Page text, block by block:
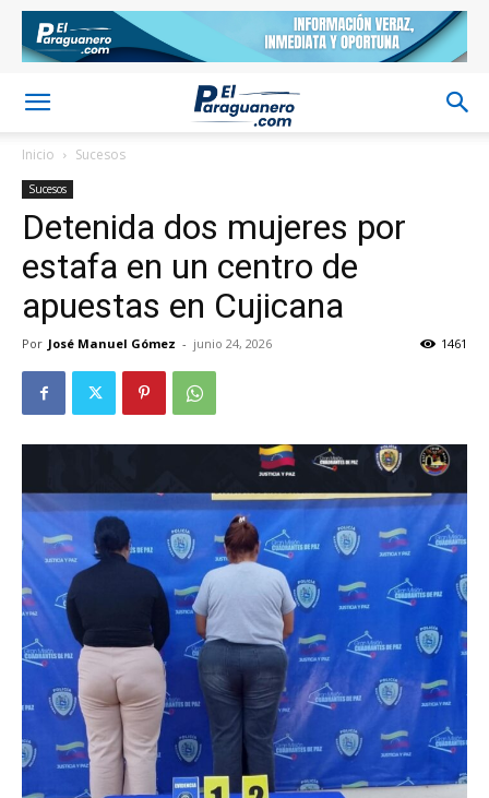
Inicio Sucesos
Sucesos
Detenida dos mujeres por
estafa en un centro de
apuestas en Cujicana
Por José Manuel Gómez - junio 24, 2026 1461